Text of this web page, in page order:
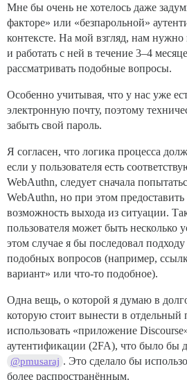
Мне бы очень не хотелось даже
факторе» или «безпарольной»
контексте. На мой взгляд, нам
и работать с ней в течение 3–4
рассматривать подобные вопросы.
Особенно учитывая, что у нас уже
электронную почту, поэтому
забыть свой пароль.
Я согласен, что логика процесса
если у пользователя есть
WebAuthn, следует сначала
WebAuthn, но при этом предоставить
возможность выхода из ситуации.
пользователя может быть несколько
этом случае я бы последовал
подобных вопросов (например,
вариант» или что-то подобное).
Одна вещь, о которой я думаю в
которую стоит вынести в
использовать «приложение
аутентификации (2FA), что было бы
@pmusaraj . Это сделало бы
более распространённым.